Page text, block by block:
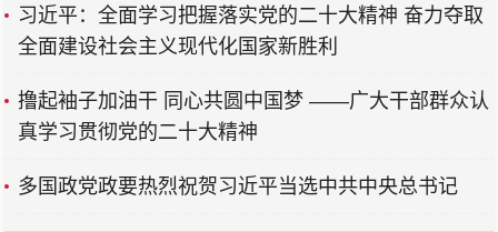
习近平：全面学习把握落实党的二十大精神 奋力夺取
全面建设社会主义现代化国家新胜利
撸起袖子加油干 同心共圆中国梦 ——广大干部群众认
真学习贯彻党的二十大精神
多国政党政要热烈祝贺习近平当选中共中央总书记